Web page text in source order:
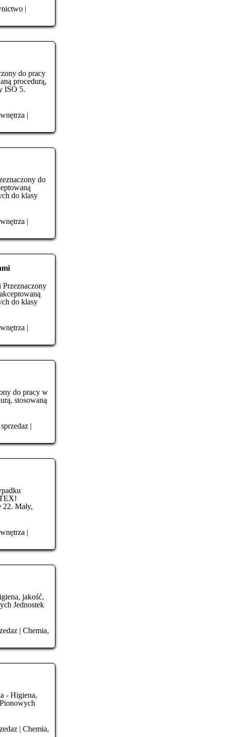
|
do pracy
procedurą,
ISO 5.
|
do
do klasy
|
do klasy
|
do pracy w
stosowaną
sprzedaz|
Mały,
|
jakość,
Jednostek
| Chemia,
- Higiena,
| Chemia,